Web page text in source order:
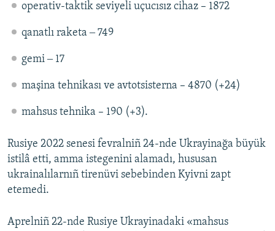
operativ-taktik seviyeli uçucısız cihaz – 1872
qanatlı raketa ‒ 749
gemi ‒ 17
maşina tehnikası ve avtotsisterna – 4870 (+24)
mahsus tehnika – 190 (+3).
Rusiye 2022 senesi fevralniñ 24-nde Ukrayinağa büyük
istilâ etti, amma istegenini alamadı, hususan
ukrainalılarnıñ tirenüvi sebebinden Kyivni zapt
etemedi.
Aprelniñ 22-nde Rusiye Ukrayinadaki «mahsus